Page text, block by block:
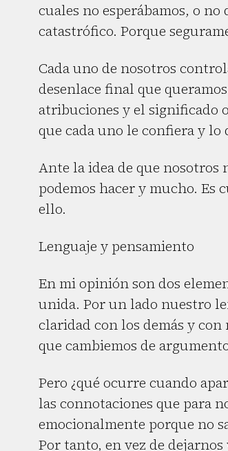
cuales no esperábamos, o
catastrófico. Porque
Cada uno de nosotros
desenlace final que
atribuciones y el significado
que cada uno le confiera y lo
Ante la idea de que nosotros
podemos hacer y mucho. Es
ello.
Lenguaje y pensamiento
En mi opinión son dos
unida. Por un lado nuestro
claridad con los demás y
que cambiemos de
Pero ¿qué ocurre cuando
las connotaciones que para
emocionalmente porque no
Por tanto, en vez de